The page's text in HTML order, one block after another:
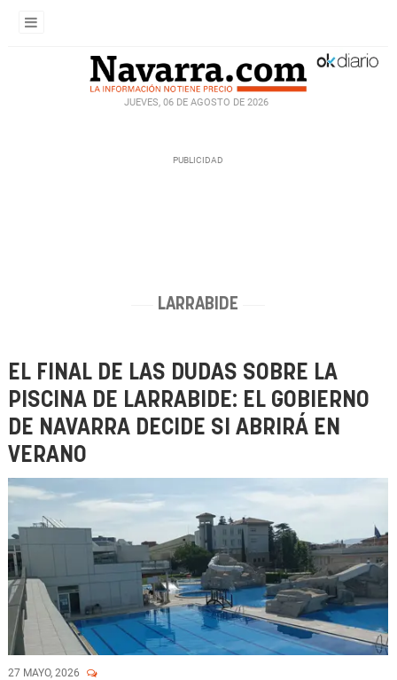
JUEVES, 06 DE AGOSTO DE 2026
LARRABIDE
EL FINAL DE LAS DUDAS SOBRE LA
PISCINA DE LARRABIDE: EL GOBIERNO
DE NAVARRA DECIDE SI ABRIRÁ EN
VERANO
27 MAYO, 2026